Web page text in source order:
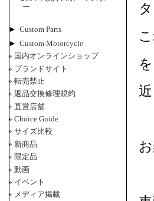
ー
► Custom Parts
► Custom Motorcycle
国内オンラインショップ
ブランドサイト
転売禁止
返品交換修理規約
直営店舗
Choice Guide
サイズ比較
新商品
限定品
動画
イベント
メディア掲載